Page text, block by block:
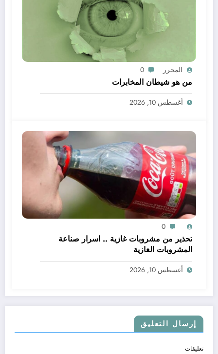
المحرر 0
من هو شيطان المخابرات
أغسطس 10, 2026
0
تحذير من مشروبات غازية .. اسرار صناعة
المشروبات الغازية
أغسطس 10, 2026
إرسال التعليق
تعليقات